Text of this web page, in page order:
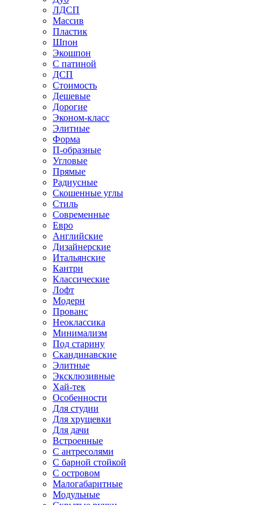
ЛДСП
Массив
Пластик
Шпон
Экошпон
С патиной
ДСП
Стоимость
Дешевые
Дорогие
Эконом-класс
Элитные
Форма
П-образные
Угловые
Прямые
Радиусные
Скошенные углы
Стиль
Современные
Евро
Английские
Дизайнерские
Итальянские
Кантри
Классические
Лофт
Модерн
Прованс
Неоклассика
Минимализм
Под старину
Скандинавские
Элитные
Эксклюзивные
Хай-тек
Особенности
Для студии
Для хрущевки
Для дачи
Встроенные
С антресолями
С барной стойкой
С островом
Малогабаритные
Модульные